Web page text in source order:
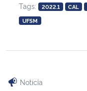
Advocacia-Geral da União
Tags:
2022.1 CAL
UFSM
Notícia